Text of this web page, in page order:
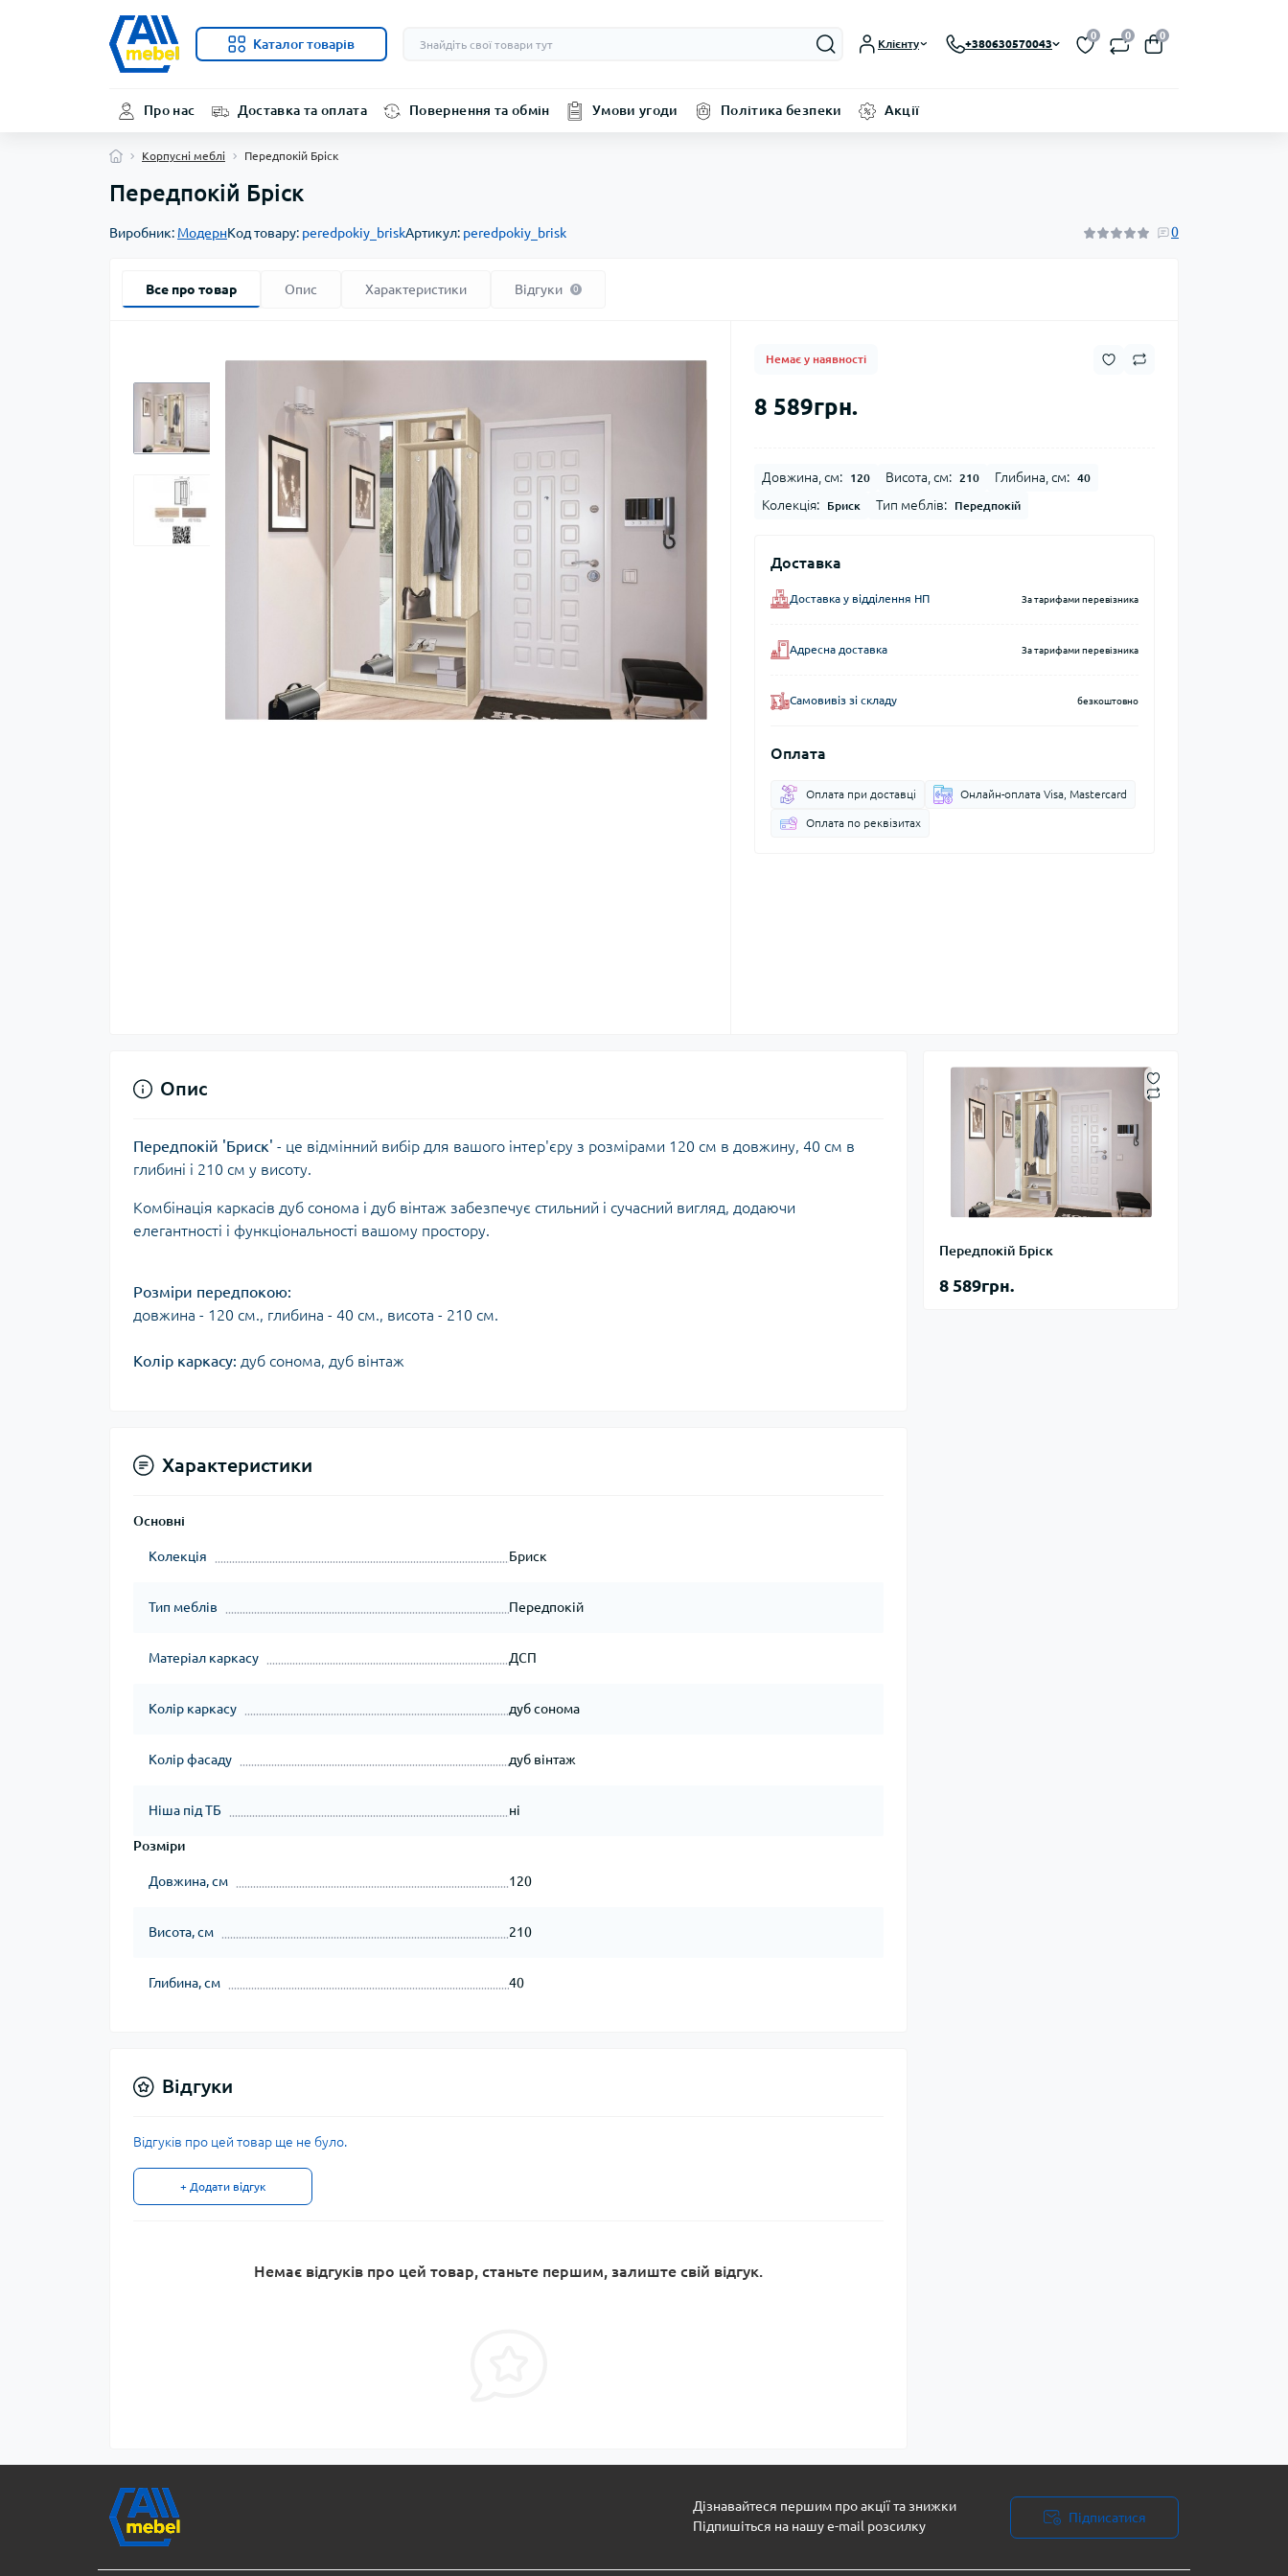
Каталог товарів Клієнту +380630570043
0 0 0
Про нас Доставка та оплата Повернення та обмін Умови угоди Політика безпеки Акції
Корпусні меблі Передпокій Бріск
Передпокій Бріск
Виробник: МодернКод товару: peredpokiy_briskАртикул: peredpokiy_brisk 0
Все про товар Опис Характеристики Відгуки 0
Немає у наявності
8 589грн.
Довжина, см: 120 Висота, см: 210 Глибина, см: 40
Колекція: Бриск Тип меблів: Передпокій
Доставка
Доставка у відділення НП За тарифами перевізника
Адресна доставка За тарифами перевізника
Самовивіз зі складу безкоштовно
Оплата
Оплата при доставці Онлайн-оплата Visa, Mastercard
Оплата по реквізитах
Передпокій Бріск
8 589грн.
Опис
Передпокій 'Бриск' - це відмінний вибір для вашого інтер'єру з розмірами 120 см в довжину, 40 см в
глибині і 210 см у висоту.
Комбінація каркасів дуб сонома і дуб вінтаж забезпечує стильний і сучасний вигляд, додаючи
елегантності і функціональності вашому простору.
Розміри передпокою:
довжина - 120 см., глибина - 40 см., висота - 210 см.
Колір каркасу: дуб сонома, дуб вінтаж
Характеристики
Основні
Колекція Бриск
Тип меблів Передпокій
Матеріал каркасу ДСП
Колір каркасу дуб сонома
Колір фасаду дуб вінтаж
Ніша під ТБ ні
Розміри
Довжина, см 120
Висота, см 210
Глибина, см 40
Відгуки
Відгуків про цей товар ще не було.
+ Додати відгук
Немає відгуків про цей товар, станьте першим, залиште свій відгук.
Дізнавайтеся першим про акції та знижки
Підпишіться на нашу e-mail розсилку
Підписатися